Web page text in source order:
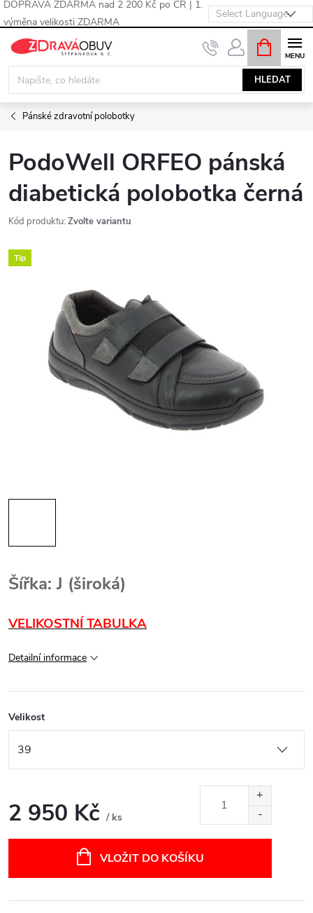
DOPRAVA ZDARMA nad 2 200 Kč po ČR | 1.
výměna velikosti ZDARMA
Přejít
obsah
HLEDAT
NÁKUPNÍ
KOŠÍK
Pánské zdravotní polobotky
PodoWell ORFEO pánská
diabetická polobotka černá
Kód produktu: Zvolte variantu
Tip
Šířka: J (široká)
VELIKOSTNÍ TABULKA
Detailní informace
Velikost
2 950 Kč / ks
VLOŽIT DO KOŠÍKU